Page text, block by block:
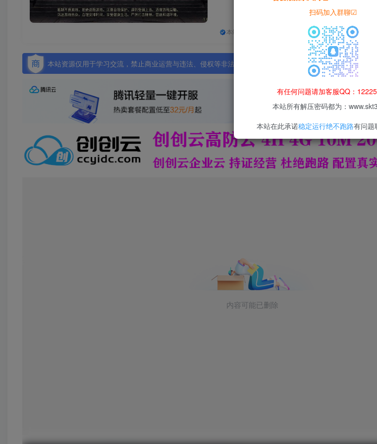
本站所有资源均为网络收集整理而来，仅供学习研究使
本站资源仅用于学习交流，禁止商业运营与违法、侵权等非法行为；资源下载后请于 24 小时内删除，违规
扫码加入群聊☑
有任何问题请加客服QQ：
本站所有解压密码都为：
本站在此承诺稳定运行绝不跑路有问题